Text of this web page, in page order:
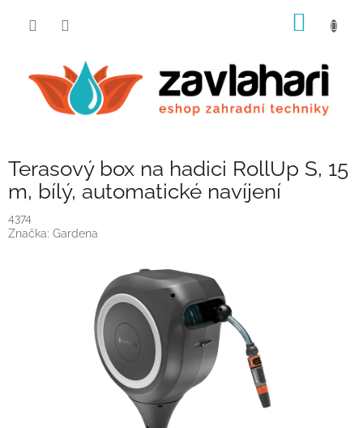
Terasový box na hadici RollUp S, 15
m, bílý, automatické navíjení
4374
Značka: Gardena